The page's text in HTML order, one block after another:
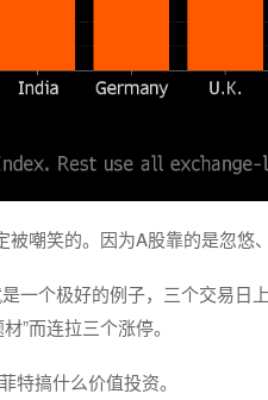
嘲笑的。因为A股靠的是忽悠
一个极好的例子，三个交易日
”而连拉三个涨停。
特搞什么价值投资。